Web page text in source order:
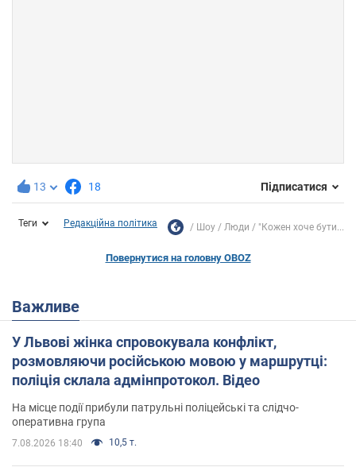
13 18 Підписатися
Теги Редакційна політика Шоу Люди "Кожен хоче бути...
Повернутися на головну OBOZ
Важливе
У Львові жінка спровокувала конфлікт,
розмовляючи російською мовою у маршрутці:
поліція склала адмінпротокол. Відео
На місце події прибули патрульні поліцейські та слідчо-
оперативна група
7.08.2026 18:40 10,5 т.